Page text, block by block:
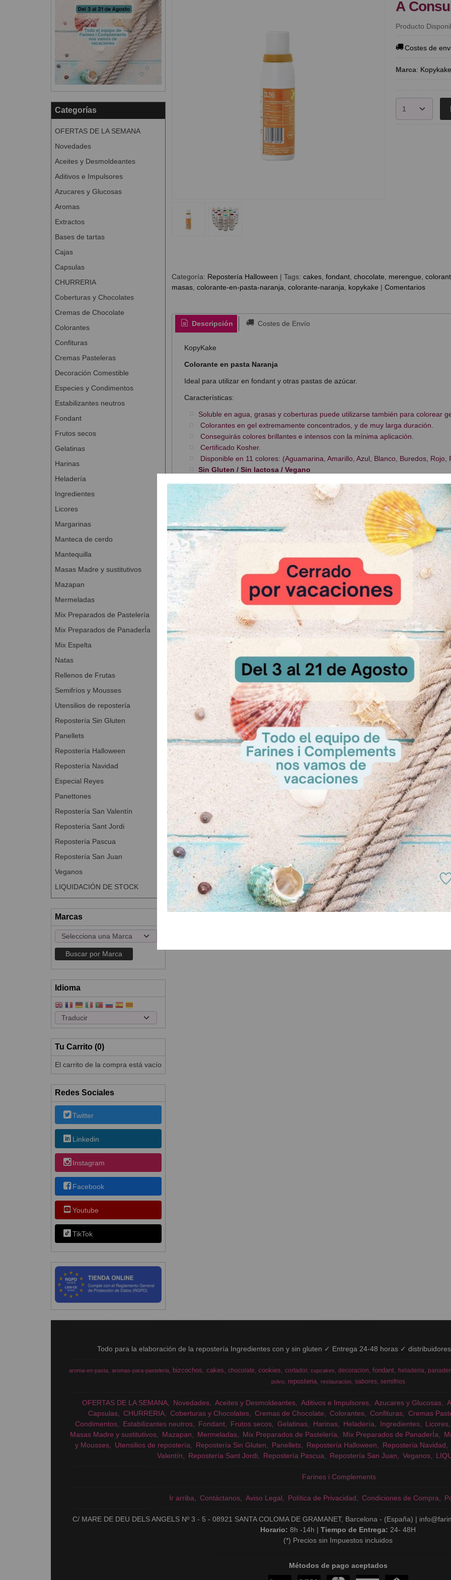
Categorías
OFERTAS DE LA SEMANA
Novedades
Aceites y Desmoldeantes
Aditivos e Impulsores
Azucares y Glucosas
Aromas
Extractos
Bases de tartas
Cajas
Capsulas
CHURRERIA
Coberturas y Chocolates
Cremas de Chocolate
Colorantes
Confituras
Cremas Pasteleras
Decoración Comestible
Especies y Condimentos
Estabilizantes neutros
Fondant
Frutos secos
Gelatinas
Harinas
Heladería
Ingredientes
Licores
Margarinas
Manteca de cerdo
Mantequilla
Masas Madre y sustitutivos
Mazapan
Mermeladas
Mix Preparados de Pastelería
Mix Preparados de PanaderÍa
Mix Espelta
Natas
Rellenos de Frutas
Semifríos y Mousses
Utensilios de repostería
Repostería Sin Gluten
Panellets
Repostería Halloween
Repostería Navidad
Especial Reyes
Panettones
Repostería San Valentín
Repostería Sant Jordi
Repostería Pascua
Repostería San Juan
Veganos
LIQUIDACIÓN DE STOCK
Marcas
Idioma
Tu Carrito (0)
El carrito de la compra está vacío
Redes Sociales
Twitter
Linkedin
Instagram
Facebook
Youtube
TikTok
A
Producto
Costes de
Marca: Kopykake
Categoría: Repostería Halloween | Tags: cakes fondant chocolate merengue
masas colorante-en-pasta-naranja colorante-naranja kopykake | Comentarios
Descripción Costes de Envío
KopyKake
Colorante en pasta Naranja
Ideal para utilizar en fondant y otras pastas de azúcar.
Características:
Soluble en agua, grasas y coberturas puede utilizarse también para colorear
Colorantes en gel extremamente concentrados, y de muy larga duración.
Conseguirás colores brillantes e intensos con la mínima aplicación.
Certificado Kosher.
Disponible en 11 colores: (Aguamarina, Amarillo, Azul, Blanco, Buredos,
Sin Gluten / Sin lactosa / Vegano
Presentación: Botella de 118ml
Productos Relacionados
Cortador Hello kitty
A Consultar A Consultar
Cortador
A
Todo para la elaboración de la repostería Ingredientes con y sin gluten ✓ Entrega 24-48 horas ✓
aroma-en-pasta aromas-para-pasteleria bizcochos cakes chocolate cookies cortador cupcakes decoracion fondant heladeria
polvo
reposteria restauracion sabores semifrios
OFERTAS DE LA SEMANA Novedades Aceites y Desmoldeantes Aditivos e Impulsores Azucares y Glucosas
Capsulas
CHURRERIA Coberturas y Chocolates Cremas de Chocolate Colorantes Confituras Cremas
Condimentos
Estabilizantes neutros Fondant Frutos secos Gelatinas Harinas Heladería Ingredientes Licores
Masas Madre y sustitutivos
Mazapan Mermeladas Mix Preparados de Pastelería Mix Preparados de PanaderÍa
y Mousses
Utensilios de repostería Repostería Sin Gluten Panellets Repostería Halloween Repostería Navidad
Valentín
Repostería Sant Jordi Repostería Pascua Repostería San Juan Veganos
Farines i Complements
Ir arriba Contáctanos Aviso Legal Política de Privacidad Condiciones de Compra
C/ MARE DE DEU DELS ANGELS Nº 3 - 5 - 08921 SANTA COLOMA DE GRAMANET, Barcelona - (España) |
Horario:8h -14h |Tiempo de Entrega: 24- 48H
(*) Precios sin Impuestos incluidos
Métodos de pago aceptados